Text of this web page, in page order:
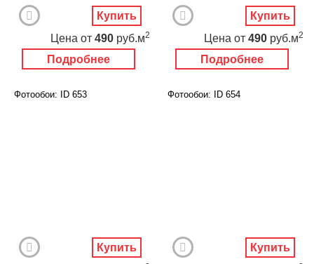
Подробнее
Цена от 490 руб.м2
Купить
Подробнее
Цена от 490 руб.м2
Купить
Фотообои: ID 653
Купить
Фотообои: ID 654
Купить